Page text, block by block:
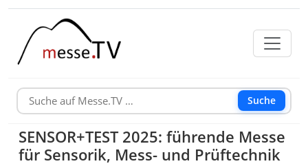
Suche
SENSOR+TEST 2025: führende Messe
für Sensorik, Mess- und Prüftechnik